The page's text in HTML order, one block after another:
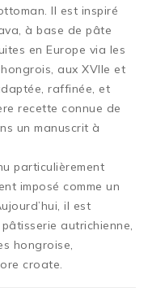
Il est inspiré
à base de pâte
en Europe via les
aux XVIIe et
raffinée, et
recette connue de
un manuscrit à
particulièrement
imposé comme un
il est
autrichienne,
hongroise,
croate.